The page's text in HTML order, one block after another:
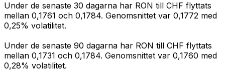
Under de senaste 30 dagarna har RON till CHF flyttats
mellan 0,1761 och 0,1784. Genomsnittet var 0,1772 med
0,25% volatilitet.
Under de senaste 90 dagarna har RON till CHF flyttats
mellan 0,1731 och 0,1784. Genomsnittet var 0,1760 med
0,28% volatilitet.